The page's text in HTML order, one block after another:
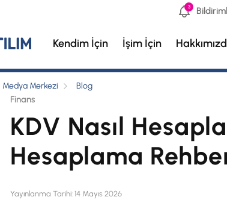
3
Kendim İçin İşim İçin
Medya Merkezi Blog
Finans
KDV Nasıl
Hesaplama
Yayınlanma Tarihi: 14 Mayıs 2026